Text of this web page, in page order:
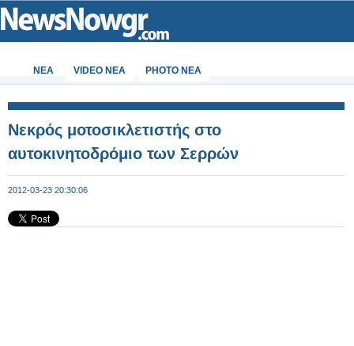
ΝΕΑ VIDEO NEA PHOTO NEA
Νεκρός μοτοσικλετιστής στο
αυτοκινητοδρόμιο των Σερρών
2012-03-23 20:30:06